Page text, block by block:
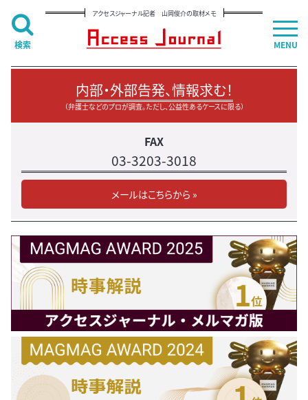
アクセスジャーナル記者 山岡俊介の取材メモ
内部・外部告発、情報求む！
（弁護士などのプロが調査。ただし、公益性あるケースに限る）
FAX
03-3203-3018
メールはこちらから »
MENU
検索